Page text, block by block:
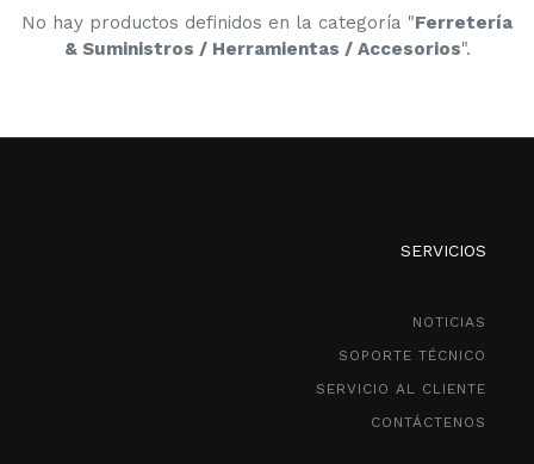
No hay productos definidos en la categoría "Ferretería
& Suministros / Herramientas / Accesorios".
SERVICIOS
NOTICIAS
SOPORTE TÉCNICO
SERVICIO AL CLIENTE
CONTÁCTENOS